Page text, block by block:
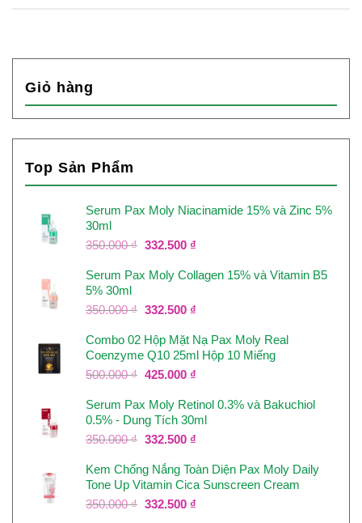
Giỏ hàng
Top Sản Phẩm
Serum Pax Moly Niacinamide 15% và Zinc 5%
30ml
350.000₫ Giá
là:
332.500 ₫Giá
tại
332.500 ₫.
Serum Pax Moly Collagen 15% và Vitamin B5
5% 30ml
350.000₫ Giá
là:
350.000 ₫.
332.500 ₫Giá
tại
là:
332.500 ₫.
Combo 02 Hộp Mặt Nạ Pax Moly Real
Coenzyme Q10 25ml Hộp 10 Miếng
500.000₫ Giá
là:
500.000 ₫.
425.000 ₫Giá
tại
là:
425.000 ₫.
Serum Pax Moly Retinol 0.3% và Bakuchiol
0.5% - Dung Tích 30ml
350.000₫ Giá
là:
350.000 ₫.
332.500 ₫Giá
tại
là:
332.500 ₫.
Kem Chống Nắng Toàn Diện Pax Moly Daily
Tone Up Vitamin Cica Sunscreen Cream
350.000₫ Giá
332.500 ₫Giá